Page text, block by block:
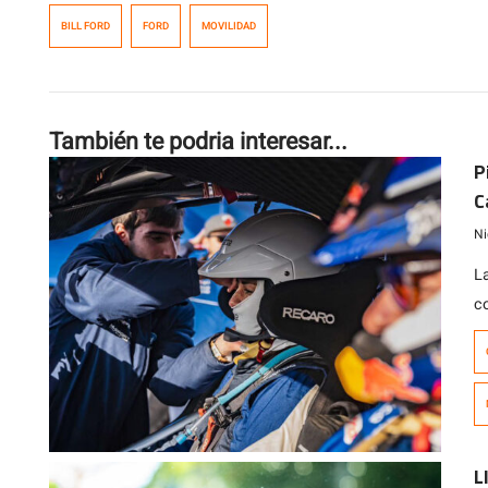
BILL FORD FORD MOVILIDAD
También te podria interesar...